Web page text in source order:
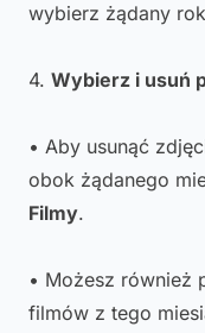
wybierz żądany
4. Wybierz i usuń
• Aby usunąć
obok żądanego
Filmy.
• Możesz również
filmów z tego